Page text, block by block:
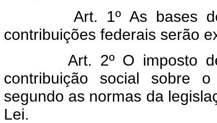
Art. 1º As bases
contribuições federais serão
Art. 2º O imposto
contribuição social sobre
segundo as normas da
Lei.